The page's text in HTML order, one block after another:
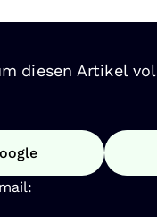
diesen Artikel